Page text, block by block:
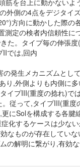
外側の4点をデジタイ
方向に動かした際の
測定の検者内信頼性に
た。タイプ毎の伸張度
IIでは,回内
発生メカニズムとし
り,外側よりも内側に多
イプIII(重度の捻れ)で
従って,タイプIII(重度
にSolを構成する各腱
化するケースは少な
ものが存在していな
の解明に繋がり,有効